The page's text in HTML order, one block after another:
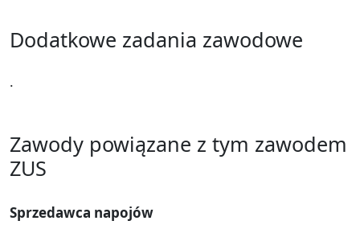
Dodatkowe zadania zawodowe
.
Zawody powiązane z tym zawodem
ZUS
Sprzedawca napojów